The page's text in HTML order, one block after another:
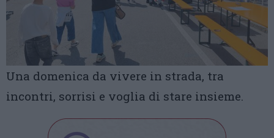
Una domenica da vivere in strada, tra
incontri, sorrisi e voglia di stare insieme.